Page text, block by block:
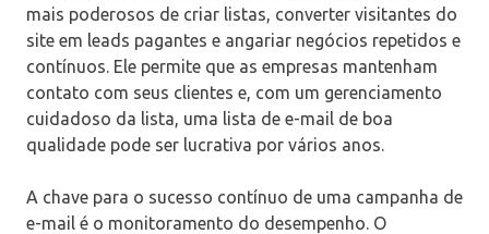
mais poderosos de criar listas, converter visitantes do
site em leads pagantes e angariar negócios repetidos e
contínuos. Ele permite que as empresas mantenham
contato com seus clientes e, com um gerenciamento
cuidadoso da lista, uma lista de e-mail de boa
qualidade pode ser lucrativa por vários anos.
A chave para o sucesso contínuo de uma campanha de
e-mail é o monitoramento do desempenho. O